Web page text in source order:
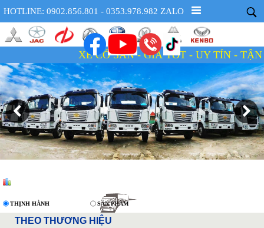
HOTLINE: 0902.856.801 - 0353.978.982 ZALO
XE CÓ SẴN - GIÁ TỐT - UY TÍN - TẬN TÂM
THỊNH HÀNH SẢN PHẨM
THEO THƯƠNG HIỆU